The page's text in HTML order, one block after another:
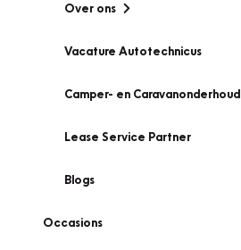
Over ons
Vacature Autotechnicus
Camper- en Caravanonderhoud
Lease Service Partner
Blogs
Occasions